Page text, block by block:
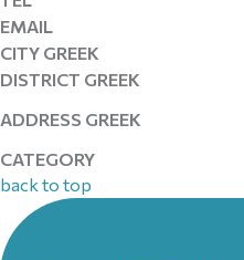
EMAIL
CITY GREEK
DISTRICT GREEK
ADDRESS GREEK
CATEGORY
back to top